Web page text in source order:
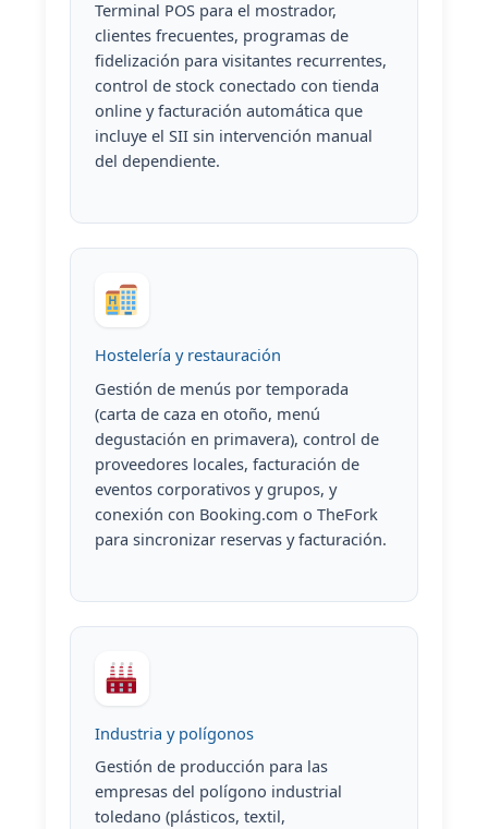
Terminal POS para el mostrador,
clientes frecuentes, programas de
fidelización para visitantes recurrentes,
control de stock conectado con tienda
online y facturación automática que
incluye el SII sin intervención manual
del dependiente.
Hostelería y restauración
Gestión de menús por temporada
(carta de caza en otoño, menú
degustación en primavera), control de
proveedores locales, facturación de
eventos corporativos y grupos, y
conexión con Booking.com o TheFork
para sincronizar reservas y facturación.
Industria y polígonos
Gestión de producción para las
empresas del polígono industrial
toledano (plásticos, textil,